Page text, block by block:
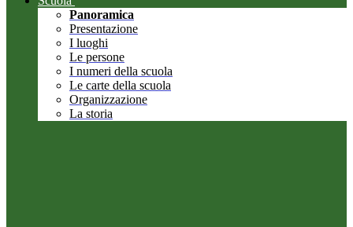
Panoramica
Presentazione
I luoghi
Le persone
I numeri della scuola
Le carte della scuola
Organizzazione
La storia